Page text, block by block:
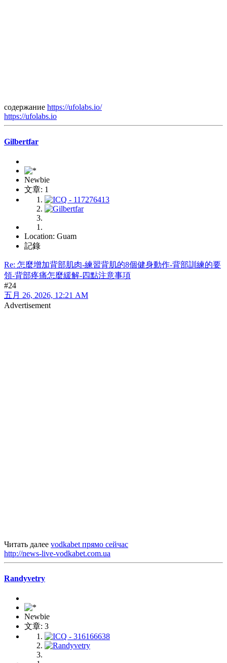
содержание https://ufolabs.io/
https://ufolabs.io
Gilbertfar
Newbie
文章: 1
Location: Guam
記錄
Re: 怎麼增加背部肌肉-練習背肌的8個健身動作-背部訓練的要
領-背部疼痛怎麼緩解-四點注意事項
#24
五月 26, 2026, 12:21 AM
Advertisement
Читать далее vodkabet прямо сейчас
http://news-live-vodkabet.com.ua
Randyvetry
Newbie
文章: 3